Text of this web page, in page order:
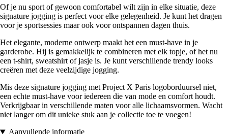
Of je nu sport of gewoon comfortabel wilt zijn in elke situatie, deze
signature jogging is perfect voor elke gelegenheid. Je kunt het dragen
voor je sportsessies maar ook voor ontspannen dagen thuis.
Het elegante, moderne ontwerp maakt het een must-have in je
garderobe. Hij is gemakkelijk te combineren met elk topje, of het nu
een t-shirt, sweatshirt of jasje is. Je kunt verschillende trendy looks
creëren met deze veelzijdige jogging.
Mis deze signature jogging met Project X Paris logoborduursel niet,
een echte must-have voor iedereen die van mode en comfort houdt.
Verkrijgbaar in verschillende maten voor alle lichaamsvormen. Wacht
niet langer om dit unieke stuk aan je collectie toe te voegen!
Aanvullende informatie